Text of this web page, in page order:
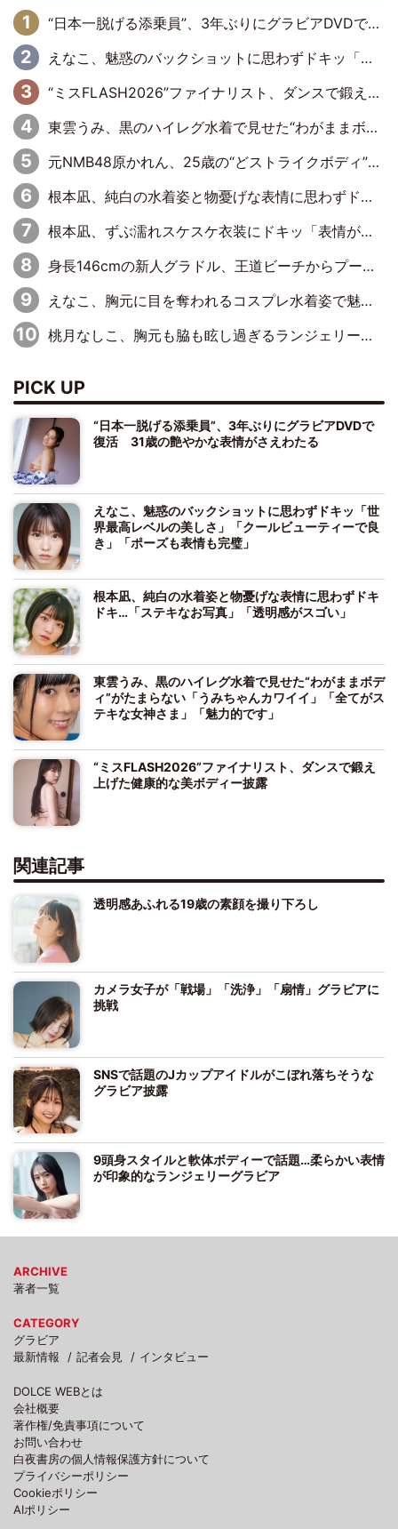
“日本一脱げる添乗員”、3年ぶりにグラビアDVDで復活 31歳の艶やかな表情がさえわたる
えなこ、魅惑のバックショットに思わずドキッ「世界最高レベルの美しさ」「クールビューティーで良き」「ポーズも表情も完璧」
“ミスFLASH2026”ファイナリスト、ダンスで鍛え上げた健康的な美ボディー披露
東雲うみ、黒のハイレグ水着で見せた“わがままボディ”がたまらない「うみちゃんカワイイ」「全てがステキな女神さま」「魅力的です」
元NMB48原かれん、25歳の“どストライクボディ”をバリで解禁 169cmモデル体形で挑む初の本格グラビア
根本凪、純白の水着姿と物憂げな表情に思わずドキドキ…「ステキなお写真」「透明感がスゴい」
根本凪、ずぶ濡れスケスケ衣装にドキッ「表情が良過ぎる」「ねもちゃんの眼差しにドキドキが止まらない」
身長146cmの新人グラドル、王道ビーチからプールサイドそしてゴールドビキニまで…DVDデビュー作で躍動
えなこ、胸元に目を奪われるコスプレ水着姿で魅了「群を抜く美しさと華やかさ」「えなこりんの千咲は破壊力がスゴい」
桃月なしこ、胸元も脇も眩し過ぎるランジェリー＆ビキニ姿を披露「なしこたそ最強」「セクシーでゴージャスで大きなボリューム」
PICK UP
“日本一脱げる添乗員”、3年ぶりにグラビアDVDで
復活 31歳の艶やかな表情がさえわたる
えなこ、魅惑のバックショットに思わずドキッ「世
界最高レベルの美しさ」「クールビューティーで良
き」「ポーズも表情も完璧」
根本凪、純白の水着姿と物憂げな表情に思わずドキ
ドキ…「ステキなお写真」「透明感がスゴい」
東雲うみ、黒のハイレグ水着で見せた“わがままボデ
ィ”がたまらない「うみちゃんカワイイ」「全てがス
テキな女神さま」「魅力的です」
“ミスFLASH2026”ファイナリスト、ダンスで鍛え
上げた健康的な美ボディー披露
関連記事
透明感あふれる19歳の素顔を撮り下ろし
カメラ女子が「戦場」「洗浄」「扇情」グラビアに
挑戦
SNSで話題のJカップアイドルがこぼれ落ちそうな
グラビア披露
9頭身スタイルと軟体ボディーで話題…柔らかい表情
が印象的なランジェリーグラビア
ARCHIVE
著者一覧
CATEGORY
グラビア
最新情報
記者会見 インタビュー
DOLCE WEBとは
会社概要
著作権/免責事項について
お問い合わせ
白夜書房の個人情報保護方針について
プライバシーポリシー
Cookieポリシー
AIポリシー